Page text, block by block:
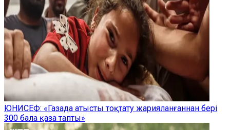
ЮНИСЕФ: «Газада атысты тоқтату жарияланғаннан бері
300 бала қаза тапты»